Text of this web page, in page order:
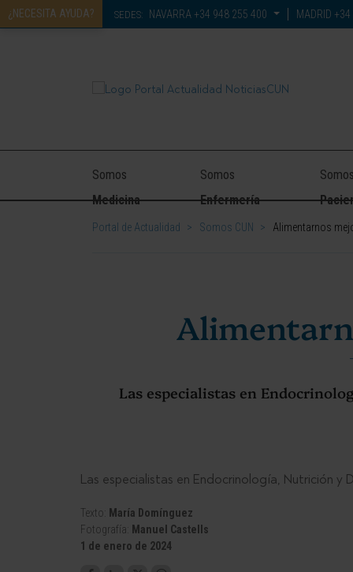
¿NECESITA AYUDA? SEDES: NAVARRA +34 948 255 400 MADRID
Somos
Medicina
Somos
Enfermería
Somos
Portal de Actualidad > Somos CUN > Alimentarnos
Las especialistas en
Las especialistas en Endocrinología, Nutrición y
Texto:
María Domínguez
Fotografía:
Manuel Castells
1 de enero de 2024